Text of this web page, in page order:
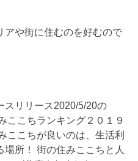
アや街に住むのを好むので
スリリース2020/5/20の
ここちランキング２０１９
ここちが良いのは、生活利
所！ 街の住みここちと人